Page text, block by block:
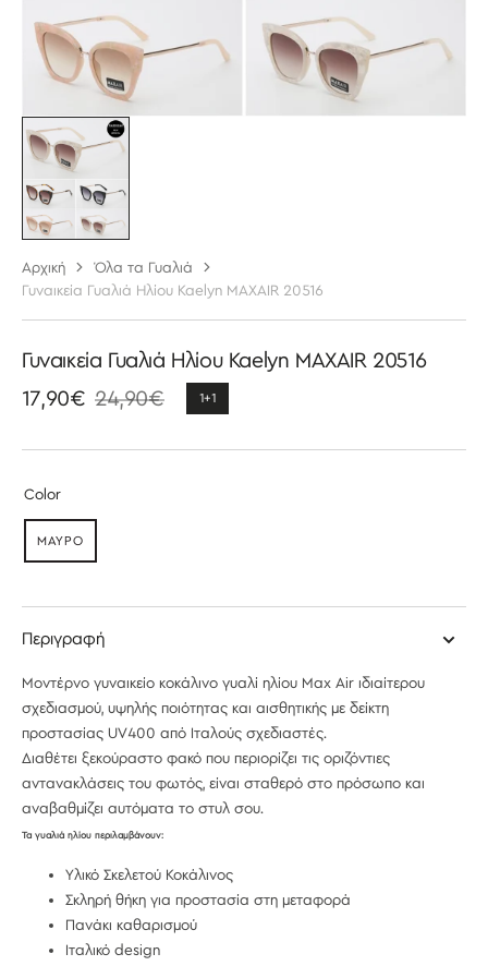
Γυναικεία Γυαλιά Ηλίου Kaelyn MAXAIR 20516
Τιμή
17,90€ Κανονική
24,90€ 1+1
Color
ΜΑΥΡΟΕΞΑΝΤΛΉΘΗΚΕ
Περιγραφή
Μοντέρνο γυναικείο κοκάλινο γυαλί ηλίου Max Air ιδιαίτερου
σχεδιασμού, υψηλής ποιότητας και αισθητικής με δείκτη
προστασίας UV400 από Ιταλούς σχεδιαστές.
Διαθέτει ξεκούραστο φακό που περιορίζει τις οριζόντιες
αντανακλάσεις του φωτός, είναι σταθερό στο πρόσωπο και
αναβαθμίζει αυτόματα το στυλ σου.
Τα γυαλιά ηλίου περιλαμβάνουν:
Υλικό Σκελετού Κοκάλινος
Σκληρή θήκη για προστασία στη μεταφορά
Πανάκι καθαρισμού
Ιταλικό design
Αρχική
Όλα τα Γυαλιά
Γυναικεία Γυαλιά Ηλίου Kaelyn MAXAIR 20516